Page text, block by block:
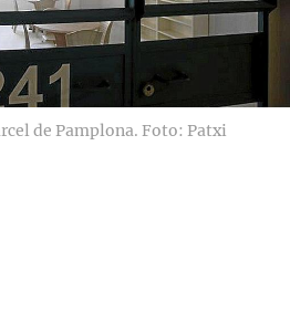
de Pamplona. Foto: Patxi